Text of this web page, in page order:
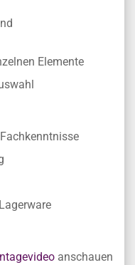
Elemente
anschauen